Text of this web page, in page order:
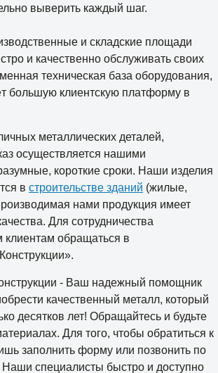
выверить каждый шаг.
и складские площади
и качественно обслуживать своих
техническая база оборудования,
большую клиентскую платформу в
металлических деталей,
осуществляется нашими
короткие сроки. Наши изделия
в строительстве зданий (жилые,
нами продукция имеет
Для сотрудничества
клиентам обращаться в
- Ваш надежный помощник
качественный металл, который
десятков лет! Обращайтесь и будьте
Для того, чтобы обратиться к
заполнить форму или позвонить по
специалисты быстро и доступно